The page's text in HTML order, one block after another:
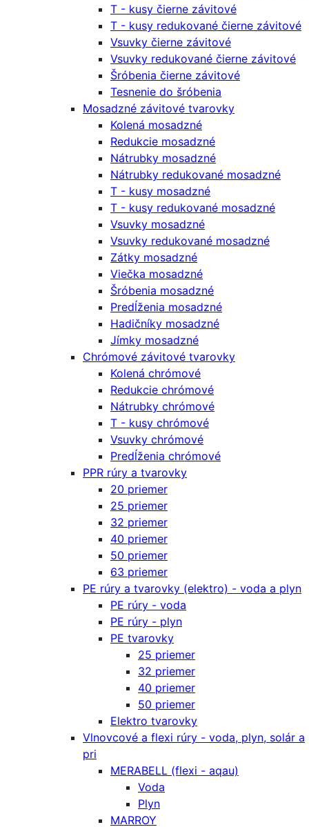
T - kusy čierne závitové
T - kusy redukované čierne závitové
Vsuvky čierne závitové
Vsuvky redukované čierne závitové
Šróbenia čierne závitové
Tesnenie do šróbenia
Mosadzné závitové tvarovky
Kolená mosadzné
Redukcie mosadzné
Nátrubky mosadzné
Nátrubky redukované mosadzné
T - kusy mosadzné
T - kusy redukované mosadzné
Vsuvky mosadzné
Vsuvky redukované mosadzné
Zátky mosadzné
Viečka mosadzné
Šróbenia mosadzné
Predĺženia mosadzné
Hadičníky mosadzné
Jímky mosadzné
Chrómové závitové tvarovky
Kolená chrómové
Redukcie chrómové
Nátrubky chrómové
T - kusy chrómové
Vsuvky chrómové
Predĺženia chrómové
PPR rúry a tvarovky
20 priemer
25 priemer
32 priemer
40 priemer
50 priemer
63 priemer
PE rúry a tvarovky (elektro) - voda a plyn
PE rúry - voda
PE rúry - plyn
PE tvarovky
25 priemer
32 priemer
40 priemer
50 priemer
Elektro tvarovky
Vlnovcové a flexi rúry - voda, plyn, solár a
pri
MERABELL (flexi - aqau)
Voda
Plyn
MARROY